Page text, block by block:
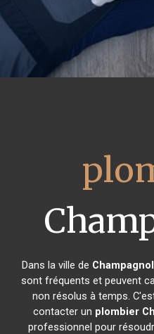
Dans la ville de
sont fréquents et peuvent
non résolus à temps.
contacter un plombier
professionnel pour